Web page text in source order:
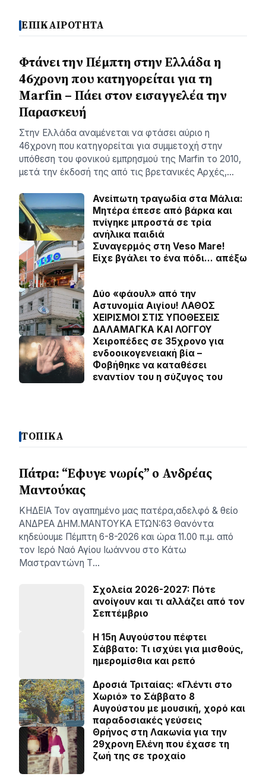
ΕΠΙΚΑΙΡΟΤΗΤΑ
Φτάνει την Πέμπτη στην Ελλάδα η
46χρονη που κατηγορείται για τη
Marfin – Πάει στον εισαγγελέα την
Παρασκευή
Στην Ελλάδα αναμένεται να φτάσει αύριο η
46χρονη που κατηγορείται για συμμετοχή στην
υπόθεση του φονικού εμπρησμού της Marfin το 2010,
μετά την έκδοσή της από τις βρετανικές Αρχές,…
Ανείπωτη τραγωδία στα Μάλια:
Μητέρα έπεσε από βάρκα και
πνίγηκε μπροστά σε τρία
ανήλικα παιδιά
Συναγερμός στη Veso Mare!
Είχε βγάλει το ένα πόδι… απέξω
Δύο «φάουλ» από την
Αστυνομία Αιγίου! ΛΑΘΟΣ
ΧΕΙΡΙΣΜΟΙ ΣΤΙΣ ΥΠΟΘΕΣΕΙΣ
ΔΑΛΑΜΑΓΚΑ ΚΑΙ ΛΟΓΓΟΥ
Χειροπέδες σε 35χρονο για
ενδοοικογενειακή βία –
Φοβήθηκε να καταθέσει
εναντίον του η σύζυγος του
ΤΟΠΙΚΑ
Πάτρα: “Εφυγε νωρίς” ο Ανδρέας
Μαντούκας
ΚΗΔΕΙΑ Τον αγαπημένο μας πατέρα,αδελφό & θείο
ΑΝΔΡΕΑ ΔΗΜ.ΜΑΝΤΟΥΚΑ ΕΤΩΝ:63 Θανόντα
κηδεύουμε Πέμπτη 6-8-2026 και ώρα 11.00 π.μ. από
τον Ιερό Ναό Αγίου Ιωάννου στο Κάτω
Μαστραντώνη Τ…
Σχολεία 2026-2027: Πότε
ανοίγουν και τι αλλάζει από τον
Σεπτέμβριο
Η 15η Αυγούστου πέφτει
Σάββατο: Τι ισχύει για μισθούς,
ημερομίσθια και ρεπό
Δροσιά Τριταίας: «Γλέντι στο
Χωριό» το Σάββατο 8
Αυγούστου με μουσική, χορό και
παραδοσιακές γεύσεις
Θρήνος στη Λακωνία για την
29χρονη Ελένη που έχασε τη
ζωή της σε τροχαίο